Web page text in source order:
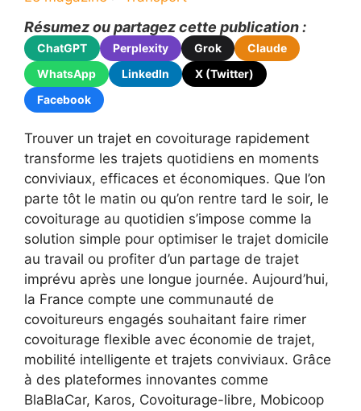
Résumez ou partagez cette publication :
ChatGPT Perplexity Grok
Claude
WhatsApp
LinkedIn
X (Twitter)
Facebook
Trouver un trajet en covoiturage rapidement
transforme les trajets quotidiens en moments
conviviaux, efficaces et économiques. Que l’on
parte tôt le matin ou qu’on rentre tard le soir, le
covoiturage au quotidien s’impose comme la
solution simple pour optimiser le trajet domicile
au travail ou profiter d’un partage de trajet
imprévu après une longue journée. Aujourd’hui,
la France compte une communauté de
covoitureurs engagés souhaitant faire rimer
covoiturage flexible avec économie de trajet,
mobilité intelligente et trajets conviviaux. Grâce
à des plateformes innovantes comme
BlaBlaCar, Karos, Covoiturage-libre, Mobicoop